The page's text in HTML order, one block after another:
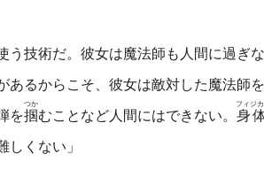
技術だ。彼女は魔法師も人間に過ぎな
るからこそ、彼女は敵対した魔法師
を掴
つか
むことなど人間にはできない。 身
フィジ
しくない」